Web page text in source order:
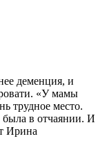
деменция, и
«У мамы
трудное место.
в отчаянии. И
Ирина